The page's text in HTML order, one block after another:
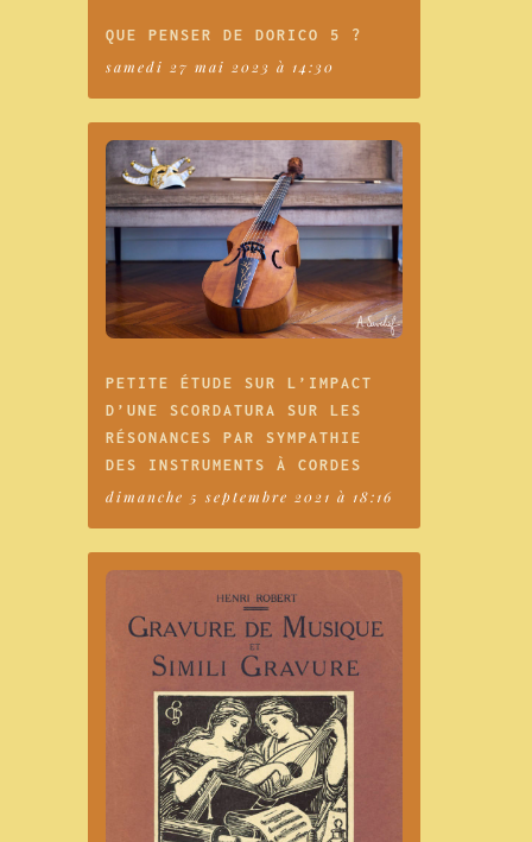
QUE PENSER DE DORICO 5 ?
samedi 27 mai 2023 à 14:30
PETITE ÉTUDE SUR L’IMPACT
D’UNE SCORDATURA SUR LES
RÉSONANCES PAR SYMPATHIE
DES INSTRUMENTS À CORDES
dimanche 5 septembre 2021 à 18:16